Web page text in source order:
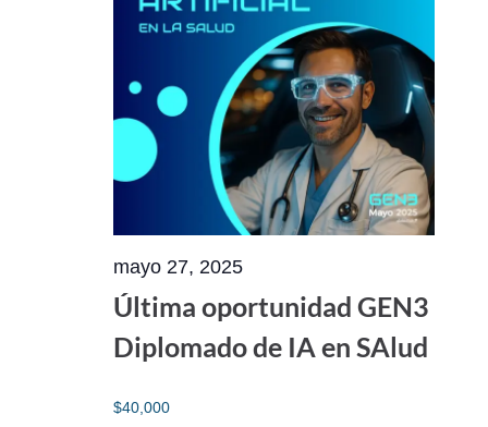
mayo 27, 2025
Última oportunidad GEN3
Diplomado de IA en SAlud
$40,000